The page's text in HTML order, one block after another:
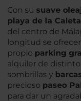
Con su suave
playa de la Caleta
del centro de
longitud se
propio parking
alquiler de
sombrillas y
precioso paseo
para dar un